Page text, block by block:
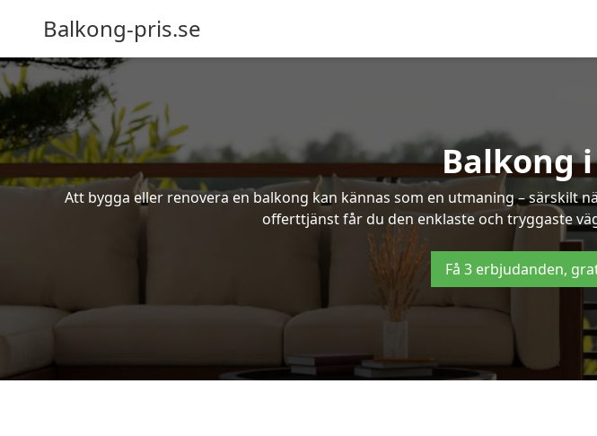
Balkong-pris.se
Balkong
Att bygga eller renovera en balkong kan kännas som en utmaning – särskilt
offerttjänst får du den enklaste och tryggaste
Få 3 erbjudanden,